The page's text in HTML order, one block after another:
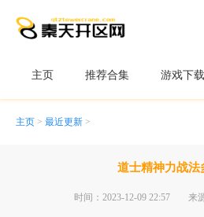
主页 推荐合集 游戏下载
主页 > 最近更新 >
道士精神力战法
时间：2023-12-09 22:57 来